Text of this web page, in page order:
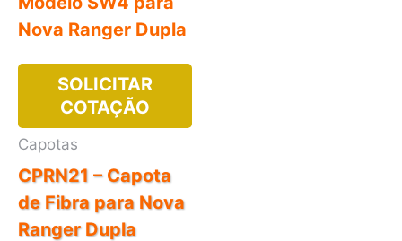
SOLICITAR
COTAÇÃO
Capotas
CPRN21 – Capota
de Fibra para Nova
Ranger Dupla